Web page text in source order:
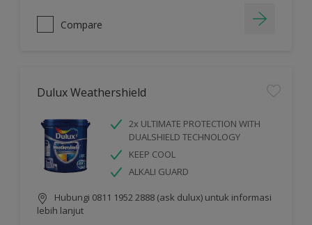
Compare
Dulux Weathershield
2x ULTIMATE PROTECTION WITH
DUALSHIELD TECHNOLOGY
KEEP COOL
ALKALI GUARD
Hubungi 0811 1952 2888 (ask dulux) untuk informasi
lebih lanjut